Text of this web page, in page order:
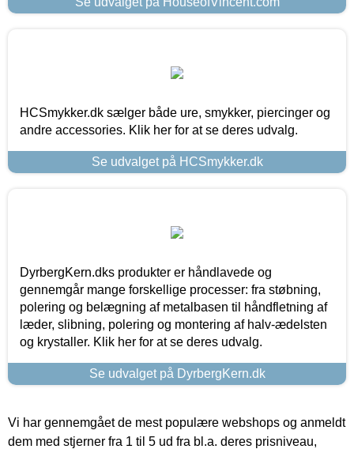
HCSmykker.dk sælger både ure, smykker, piercinger og
andre accessories. Klik her for at se deres udvalg.
Se udvalget på HCSmykker.dk
DyrbergKern.dks produkter er håndlavede og
gennemgår mange forskellige processer: fra støbning,
polering og belægning af metalbasen til håndfletning af
læder, slibning, polering og montering af halv-ædelsten
og krystaller. Klik her for at se deres udvalg.
Se udvalget på DyrbergKern.dk
Vi har gennemgået de mest populære webshops og anmeldt
dem med stjerner fra 1 til 5 ud fra bl.a. deres prisniveau,